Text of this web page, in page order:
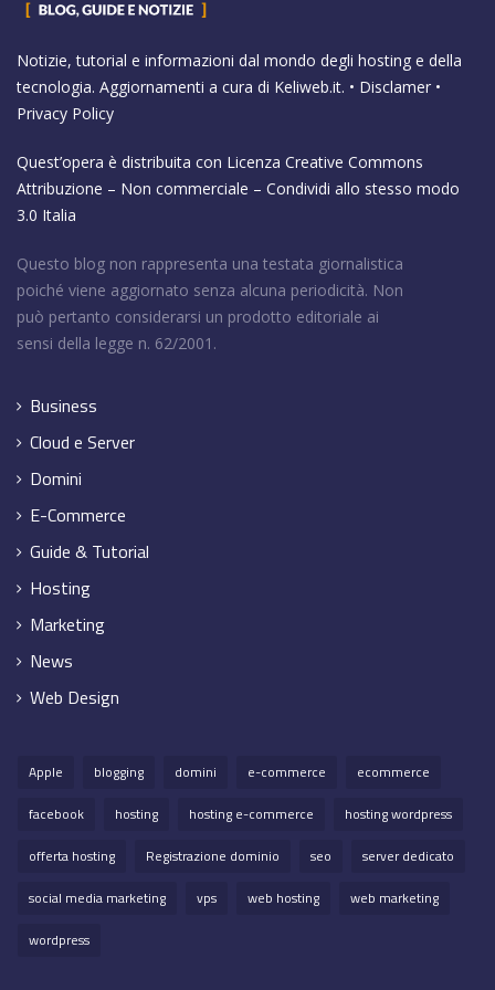
Notizie, tutorial e informazioni dal mondo degli hosting e della
tecnologia. Aggiornamenti a cura di Keliweb.it. • Disclamer •
Privacy Policy
Quest’opera è distribuita con Licenza Creative Commons
Attribuzione – Non commerciale – Condividi allo stesso modo
3.0 Italia
Questo blog non rappresenta una testata giornalistica
poiché viene aggiornato senza alcuna periodicità. Non
può pertanto considerarsi un prodotto editoriale ai
sensi della legge n. 62/2001.
Business
Cloud e Server
Domini
E-Commerce
Guide & Tutorial
Hosting
Marketing
News
Web Design
Apple blogging domini e-commerce
ecommerce
facebook
hosting hosting e-commerce
hosting wordpress
offerta hosting
Registrazione dominio seo
server dedicato
social media marketing
vps web hosting
web marketing
wordpress